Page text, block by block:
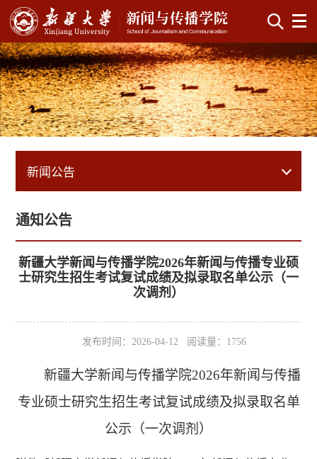
新闻公告
通知公告
新疆大学新闻与传播学院2026年新闻与传播专业硕
士研究生招生考试复试成绩及拟录取名单公示（一
次调剂）
发布时间：2026-04-12 阅读量： 1756
新疆大学新闻与传播学院2026年新闻与传播
专业硕士研究生招生考试复试成绩及拟录取名单
公示（一次调剂）